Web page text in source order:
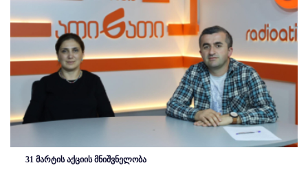
31 მარტის აქციის მნიშვნელობა